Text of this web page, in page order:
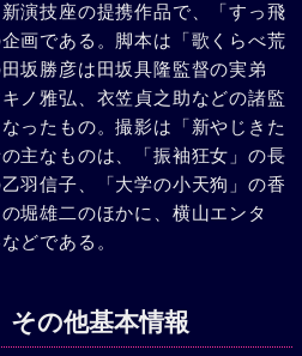
かりか、おみつが親切心から役
ってしまった。新吉の余りの卑
も彼を斬ろうとした勘太郎も、
いるのを眼のあたり見て、二人
立退こうとしたが、折から襲い
させて、斬って斬って斬りまく
勘太郎も、しょせんはやくざに
持った身を、伊那に心を残しな
。
演技座の提携作品で、「すっ飛
画である。脚本は「歌くらべ荒
坂勝彦は田坂具隆監督の実弟
ノ雅弘、衣笠貞之助などの諸監
ったもの。撮影は「新やじきた
主なものは、「振袖狂女」の長
羽信子、「大学の小天狗」の香
堀雄二のほかに、横山エンタ
どである。
その他基本情報